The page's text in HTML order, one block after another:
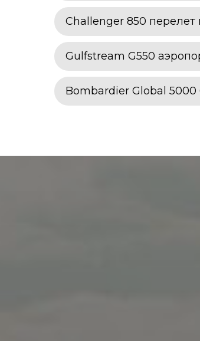
Challenger 850 перелет
Gulfstream G550
Bombardier Global 5000